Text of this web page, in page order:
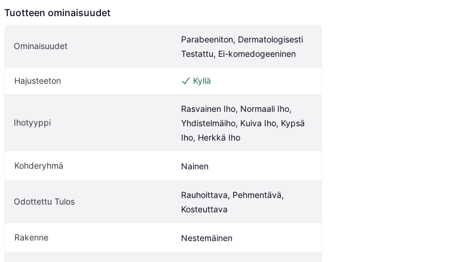
Tuotteen ominaisuudet
Ominaisuudet
Parabeeniton, Dermatologisesti
Testattu, Ei-komedogeeninen
Hajusteeton Kyllä
Ihotyyppi
Rasvainen Iho, Normaali Iho,
Yhdistelmäiho, Kuiva Iho, Kypsä
Iho, Herkkä Iho
Kohderyhmä Nainen
Odottettu Tulos
Rauhoittava, Pehmentävä,
Kosteuttava
Rakenne Nestemäinen